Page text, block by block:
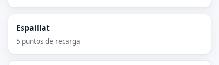
Espaillat
5 puntos de recarga